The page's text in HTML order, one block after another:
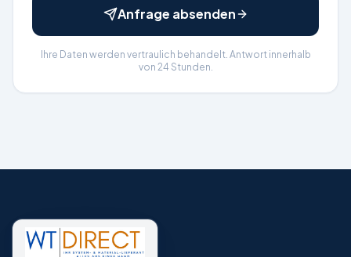
Anfrage absenden
Ihre Daten werden vertraulich behandelt. Antwort innerhalb
von 24 Stunden.